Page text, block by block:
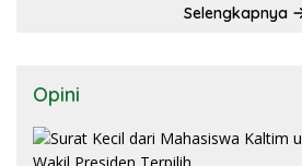
Selengkapnya
Opini